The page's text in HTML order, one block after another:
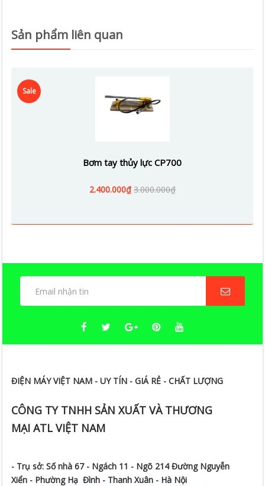
Sản phẩm liên quan
Sale
Bơm tay thủy lực CP700
2.400.000₫ 3.000.000₫
ĐIỆN MÁY VIỆT NAM - UY TÍN - GIÁ RẺ - CHẤT LƯỢNG
CÔNG TY TNHH SẢN XUẤT VÀ THƯƠNG
MẠI ATL VIỆT NAM
- Trụ sở: Số nhà 67 - Ngách 11 - Ngõ 214 Đường Nguyễn
Xiển - Phường Hạ Đình - Thanh Xuân - Hà Nội